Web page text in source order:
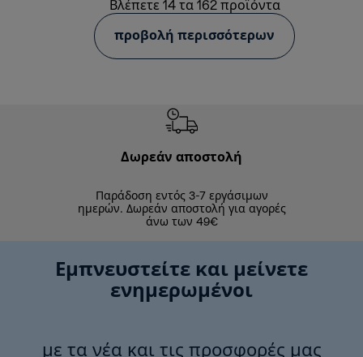
Βλέπετε 14 τα 162 προϊόντα
προβολή περισσότερων
Δωρεάν αποστολή
Παράδοση εντός 3-7 εργάσιμων
ημερών. Δωρεάν αποστολή για αγορές
άνω των 49€
Εμπνευστείτε και μείνετε
ενημερωμένοι
με τα νέα και τις προσφορές μας